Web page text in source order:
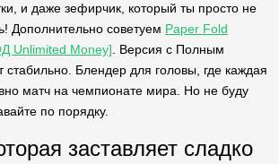
и даже зефирчик, который ты просто не
Дополнительно советуем Paper Fold
Unlimited Money] . Версия с Полным
стабильно. Блендер для головы, где каждая
матч на чемпионате мира. Но не буду
по порядку.
заставляет сладко